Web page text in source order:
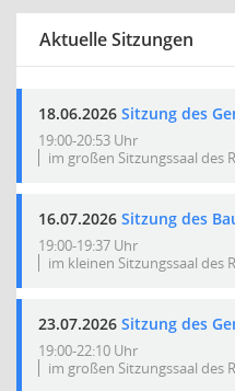
Aktuelle Sitzungen
18.06.2026 Sitzung des
19:00-20:53 Uhr
im großen Sitzungssaal des
16.07.2026 Sitzung des
19:00-19:37 Uhr
im kleinen Sitzungssaal des
23.07.2026 Sitzung des
19:00-22:10 Uhr
im großen Sitzungssaal des